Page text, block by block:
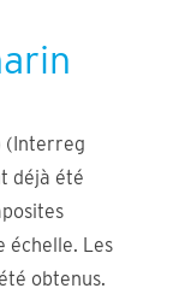
(Interreg
déjà été
échelle. Les
obtenus.